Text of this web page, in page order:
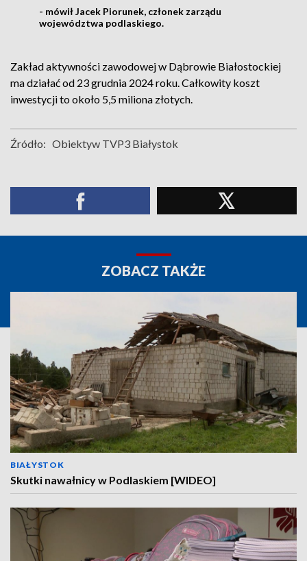
- mówił Jacek Piorunek, członek zarządu
województwa podlaskiego.
Zakład aktywności zawodowej w Dąbrowie Białostockiej
ma działać od 23 grudnia 2024 roku. Całkowity koszt
inwestycji to około 5,5 miliona złotych.
Źródło: Obiektyw TVP3 Białystok
ZOBACZ TAKŻE
BIAŁYSTOK
Skutki nawałnicy w Podlaskiem [WIDEO]